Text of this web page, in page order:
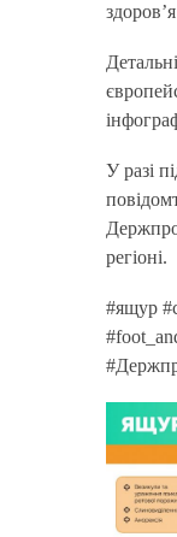
У разі
регіоні.
#ящур